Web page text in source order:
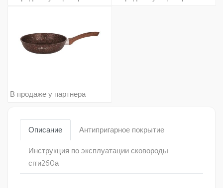
В продаже у партнера
Описание Антипригарное покрытие
Инструкция по эксплуатации сковороды
сгги260а